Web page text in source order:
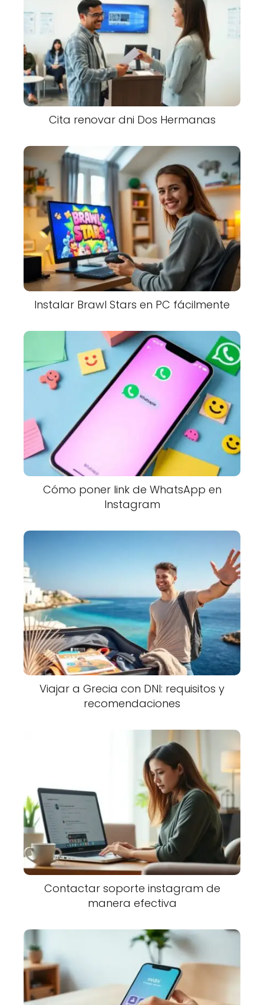
Cita renovar dni Dos Hermanas
Instalar Brawl Stars en PC fácilmente
Cómo poner link de WhatsApp en
Instagram
Viajar a Grecia con DNI: requisitos y
recomendaciones
Contactar soporte instagram de
manera efectiva